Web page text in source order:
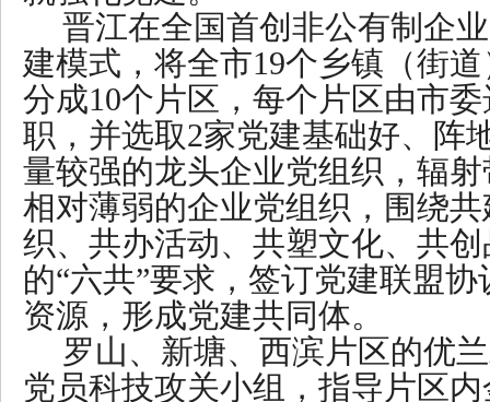
晋江在全国首创非公有制企
建模式，将全市19个乡镇（街
分成10个片区，每个片区由市
职，并选取2家党建基础好、阵
量较强的龙头企业党组织，辐
相对薄弱的企业党组织，围绕
织、共办活动、共塑文化、共
的“六共”要求，签订党建联盟
资源，形成党建共同体。
罗山、新塘、西滨片区的优
党员科技攻关小组，指导片区